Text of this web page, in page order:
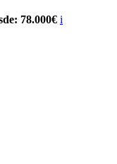
78.000€ i